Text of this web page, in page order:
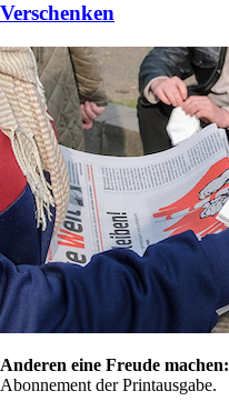
Verschenken
Anderen eine Freude machen:
Abonnement der Printausgabe.